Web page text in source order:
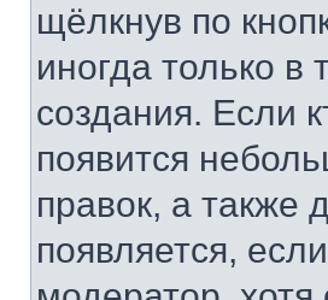
щёлкнув по
иногда только в
создания. Если
появится
правок, а также
появляется,